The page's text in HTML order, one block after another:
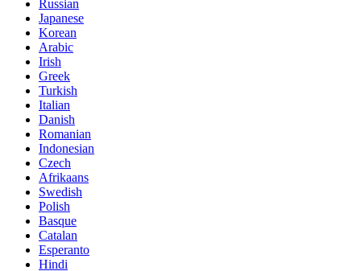
Russian
Japanese
Korean
Arabic
Irish
Greek
Turkish
Italian
Danish
Romanian
Indonesian
Czech
Afrikaans
Swedish
Polish
Basque
Catalan
Esperanto
Hindi